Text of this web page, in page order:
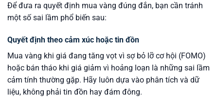
Để đưa ra quyết định mua vàng đúng đắn, bạn cần tránh
một số sai lầm phổ biến sau:
Quyết định theo cảm xúc hoặc tin đồn
Mua vàng khi giá đang tăng vọt vì sợ bỏ lỡ cơ hội (FOMO)
hoặc bán tháo khi giá giảm vì hoảng loạn là những sai lầm
cảm tính thường gặp. Hãy luôn dựa vào phân tích và dữ
liệu, không phải tin đồn hay đám đông.